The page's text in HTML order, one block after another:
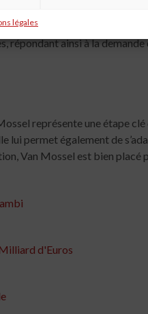
légalesclient de haute qualité.
répondant ainsi à la
représente une étape clé
permet également de
Van Mossel est bien placé
d'Euros